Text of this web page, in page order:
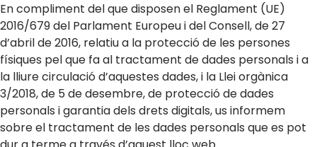
En compliment del que disposen el Reglament (UE)
2016/679 del Parlament Europeu i del Consell, de 27
d’abril de 2016, relatiu a la protecció de les persones
físiques pel que fa al tractament de dades personals i a
la lliure circulació d’aquestes dades, i la Llei orgànica
3/2018, de 5 de desembre, de protecció de dades
personals i garantia dels drets digitals, us informem
sobre el tractament de les dades personals que es pot